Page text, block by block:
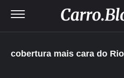
cobertura mais cara do